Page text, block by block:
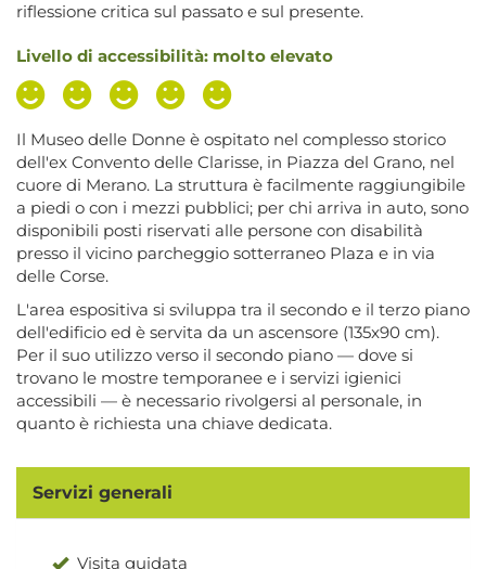
riflessione critica sul passato e sul presente.
Livello di accessibilità: molto elevato
Il Museo delle Donne è ospitato nel complesso storico
dell'ex Convento delle Clarisse, in Piazza del Grano, nel
cuore di Merano. La struttura è facilmente raggiungibile
a piedi o con i mezzi pubblici; per chi arriva in auto, sono
disponibili posti riservati alle persone con disabilità
presso il vicino parcheggio sotterraneo Plaza e in via
delle Corse.
L'area espositiva si sviluppa tra il secondo e il terzo piano
dell'edificio ed è servita da un ascensore (135x90 cm).
Per il suo utilizzo verso il secondo piano — dove si
trovano le mostre temporanee e i servizi igienici
accessibili — è necessario rivolgersi al personale, in
quanto è richiesta una chiave dedicata.
Servizi generali
Visita guidata